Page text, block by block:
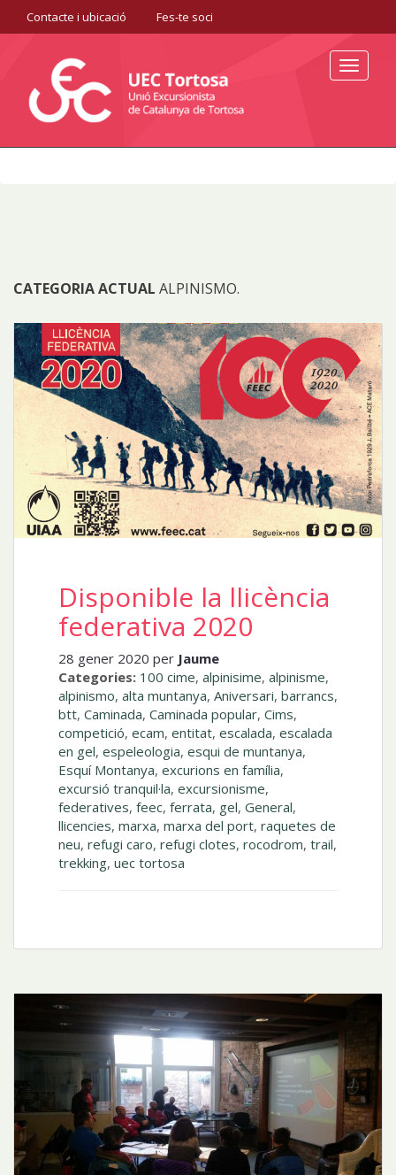
Contacte i ubicació Fes-te soci
Toggle
CATEGORIA ACTUAL ALPINISMO.
Disponible la llicència
federativa 2020
28 gener 2020 per Jaume
Categories: 100 cime, alpinisime, alpinisme,
alpinismo, alta muntanya, Aniversari, barrancs,
btt, Caminada, Caminada popular, Cims,
competició, ecam, entitat, escalada, escalada
en gel, espeleologia, esqui de muntanya,
Esquí Montanya, excurions en família,
excursió tranquil·la, excursionisme,
federatives, feec, ferrata, gel, General,
llicencies, marxa, marxa del port, raquetes de
neu, refugi caro, refugi clotes, rocodrom, trail,
trekking, uec tortosa